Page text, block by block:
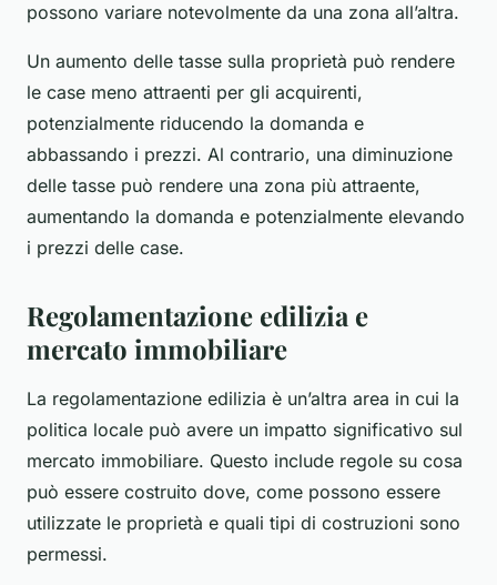
possono variare notevolmente da una zona all’altra.
Un aumento delle tasse sulla proprietà può rendere
le case meno attraenti per gli acquirenti,
potenzialmente riducendo la domanda e
abbassando i prezzi. Al contrario, una diminuzione
delle tasse può rendere una zona più attraente,
aumentando la domanda e potenzialmente elevando
i prezzi delle case.
Regolamentazione edilizia e
mercato immobiliare
La regolamentazione edilizia è un’altra area in cui la
politica locale può avere un impatto significativo sul
mercato immobiliare. Questo include regole su cosa
può essere costruito dove, come possono essere
utilizzate le proprietà e quali tipi di costruzioni sono
permessi.